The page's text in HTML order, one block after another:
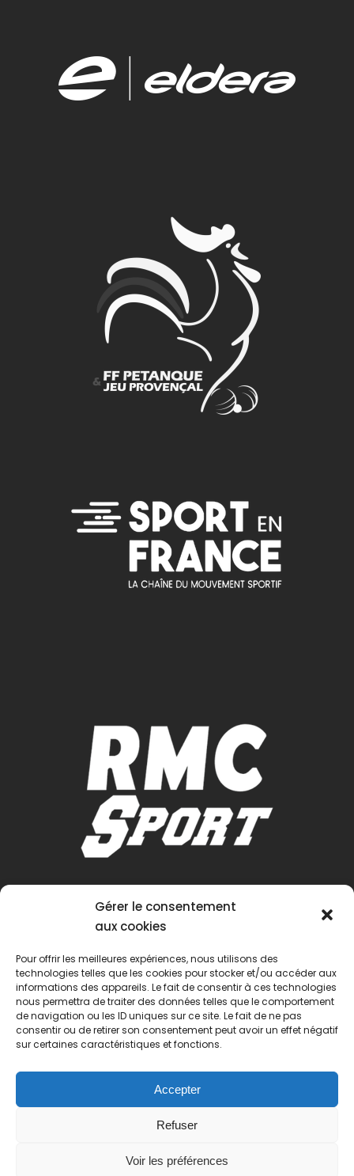
Gérer le consentement
aux cookies
Pour offrir les meilleures expériences, nous utilisons des
technologies telles que les cookies pour stocker et/ou accéder aux
informations des appareils. Le fait de consentir à ces technologies
nous permettra de traiter des données telles que le comportement
de navigation ou les ID uniques sur ce site. Le fait de ne pas
consentir ou de retirer son consentement peut avoir un effet négatif
sur certaines caractéristiques et fonctions.
Accepter
Refuser
Voir les préférences